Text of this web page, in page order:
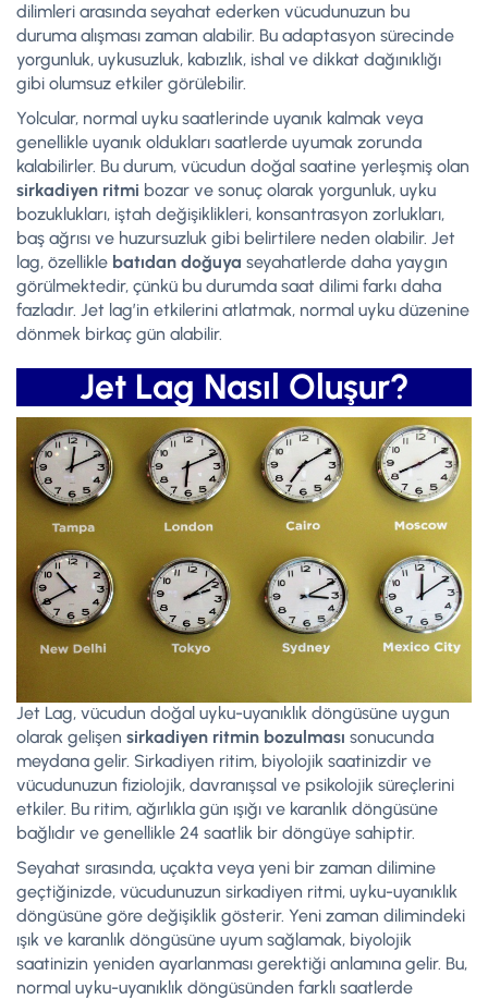
dilimleri arasında seyahat ederken vücudunuzun bu
duruma alışması zaman alabilir. Bu adaptasyon sürecinde
yorgunluk, uykusuzluk, kabızlık, ishal ve dikkat dağınıklığı
gibi olumsuz etkiler görülebilir.
Yolcular, normal uyku saatlerinde uyanık kalmak veya
genellikle uyanık oldukları saatlerde uyumak zorunda
kalabilirler. Bu durum, vücudun doğal saatine yerleşmiş olan
sirkadiyen ritmi bozar ve sonuç olarak yorgunluk, uyku
bozuklukları, iştah değişiklikleri, konsantrasyon zorlukları,
baş ağrısı ve huzursuzluk gibi belirtilere neden olabilir. Jet
lag, özellikle batıdan doğuya seyahatlerde daha yaygın
görülmektedir, çünkü bu durumda saat dilimi farkı daha
fazladır. Jet lag’in etkilerini atlatmak, normal uyku düzenine
dönmek birkaç gün alabilir.
Jet Lag Nasıl Oluşur?
Jet Lag, vücudun doğal uyku-uyanıklık döngüsüne uygun
olarak gelişen sirkadiyen ritmin bozulması sonucunda
meydana gelir. Sirkadiyen ritim, biyolojik saatinizdir ve
vücudunuzun fiziolojik, davranışsal ve psikolojik süreçlerini
etkiler. Bu ritim, ağırlıkla gün ışığı ve karanlık döngüsüne
bağlıdır ve genellikle 24 saatlik bir döngüye sahiptir.
Seyahat sırasında, uçakta veya yeni bir zaman dilimine
geçtiğinizde, vücudunuzun sirkadiyen ritmi, uyku-uyanıklık
döngüsüne göre değişiklik gösterir. Yeni zaman dilimindeki
ışık ve karanlık döngüsüne uyum sağlamak, biyolojik
saatinizin yeniden ayarlanması gerektiği anlamına gelir. Bu,
normal uyku-uyanıklık döngüsünden farklı saatlerde